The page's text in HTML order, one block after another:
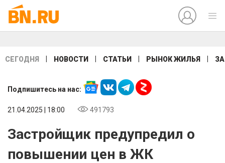
СЕГОДНЯ НОВОСТИ СТАТЬИ РЫНОК ЖИЛЬЯ
Подпишитесь на нас:
21.04.2025 | 18:00 491793
Застройщик предупредил о
повышении цен в ЖК